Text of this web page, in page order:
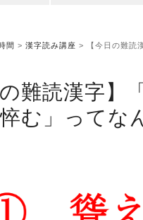
間 > 漢字読み講座 > 【今日の難読
の難読漢字】
む」ってな